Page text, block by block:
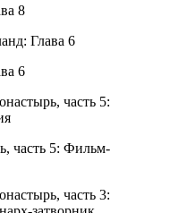
8
6
часть 5: Фильм-